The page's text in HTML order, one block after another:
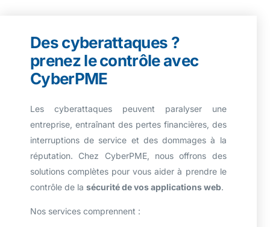
Descyberattaques ?
prenezlecontrôle avec
CyberPME
Les cyberattaques peuvent paralyser une
entreprise, entraînant des pertes financières, des
interruptions de service et des dommages à la
réputation. Chez CyberPME, nous offrons des
solutions complètes pour vous aider à prendre le
contrôle de la sécurité de vos applications web.
Nos services comprennent :